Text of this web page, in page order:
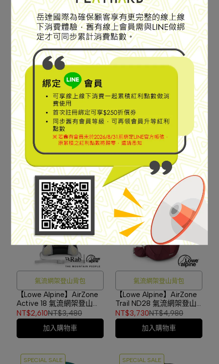
SPECIAL SALE
氣流網架登山背包
【Lowe Alpine】AirZone
Active 22 氣流網架登山背
包 深石楠 #FTF17
NT$2,760 NT$3,680
SPECIAL SALE
氣流網架登山背包
【Lowe Alpine】AirZone
Active 18 氣流網架登山背
包 淺卡其 #FTF19
NT$2,610 NT$3,480
加入購物車
SPECIAL SALE
氣流網架登山背包
【Lowe Alpine】AirZone
Active 18 氣流網架登山背
包 海軍藍 #FTF19
NT$2,610NT$3,480
加入購物車
SPECIAL SALE
氣流網架登山背包
【Lowe Alpine】AirZone
Trail ND28 氣流網架登山
背包 女款 深石楠/覆盆子
#FTF40
NT$3,730NT$4,980
加入購物車
SPECIAL SALE SPECIAL SALE